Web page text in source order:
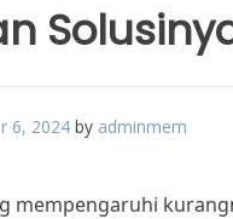
6, 2024 by adminmem
mempengaruhi